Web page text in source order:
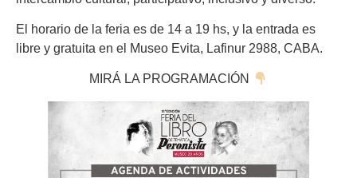
El horario de la feria es de 14 a 19 hs, y la entrada es
libre y gratuita en el Museo Evita, Lafinur 2988, CABA.
MIRÁ LA PROGRAMACIÓN